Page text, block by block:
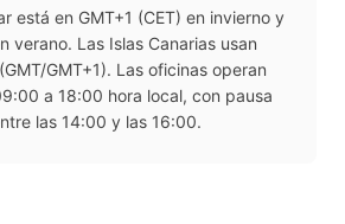
está en GMT+1 (CET) en invierno y
verano. Las Islas Canarias usan
GMT+1). Las oficinas operan
a 18:00 hora local, con pausa
las 14:00 y las 16:00.